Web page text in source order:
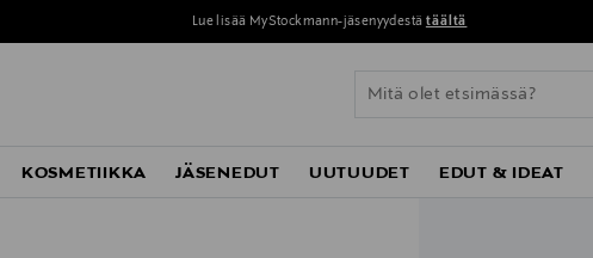
Lue lisää MyStockmann-jäsenyydestä täältä
KOSMETIIKKA JÄSENEDUT UUTUUDET EDUT & IDEAT